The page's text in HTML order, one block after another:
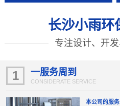
长沙小雨环
专注设计、开
1 一服务周到
CONSIDERATE SERVICE
本公司的服